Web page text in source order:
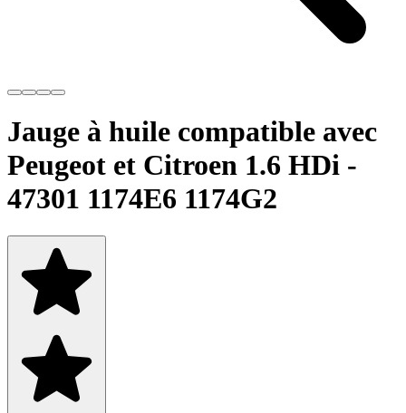
Jauge à huile compatible avec
Peugeot et Citroen 1.6 HDi -
47301 1174E6 1174G2